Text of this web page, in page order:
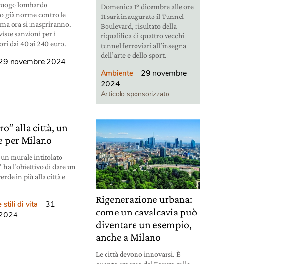
lombardo
già norme contro le
ora si inaspriranno.
sanzioni per i
dai 40 ai 240 euro.
novembre 2024
Domenica 1° dicembre alle ore
11 sarà inaugurato il Tunnel
Boulevard, risultato della
riqualifica di quattro vecchi
tunnel ferroviari all’insegna
dell’arte e dello sport.
Ambiente
29 novembre
2024
Articolo sponsorizzato
alla città, un
per Milano
un murale intitolato
ha l’obiettivo di dare un
in più alla città e
stili di vita
31
Rigenerazione urbana:
come un cavalcavia può
diventare un esempio,
anche a Milano
Le città devono innovarsi. È